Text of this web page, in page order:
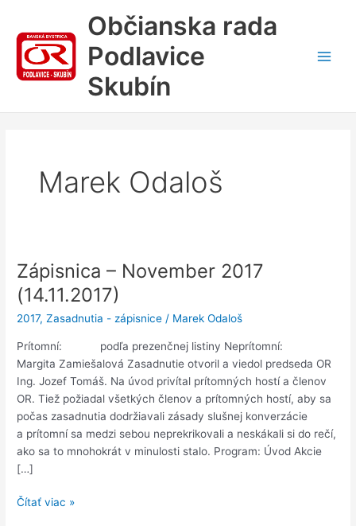
obsah
Občianska rada
Podlavice
Skubín
Marek Odaloš
Zápisnica – November 2017
(14.11.2017)
2017,Zasadnutia - zápisnice / Marek Odaloš
Prítomní: podľa prezenčnej listiny Neprítomní:
Margita Zamiešalová Zasadnutie otvoril a viedol predseda OR
Ing. Jozef Tomáš. Na úvod privítal prítomných hostí a členov
OR. Tiež požiadal všetkých členov a prítomných hostí, aby sa
počas zasadnutia dodržiavali zásady slušnej konverzácie
a prítomní sa medzi sebou neprekrikovali a neskákali si do rečí,
ako sa to mnohokrát v minulosti stalo. Program: Úvod Akcie
[…]
Zápisnica
Čítať viac »